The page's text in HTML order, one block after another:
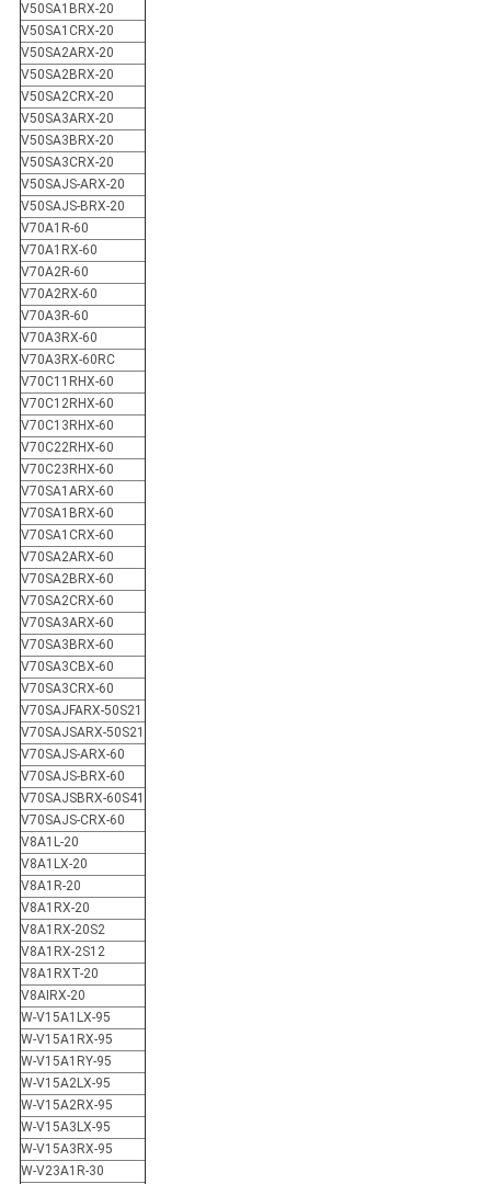
V50SA1BRX-20
V50SA1CRX-20
V50SA2ARX-20
V50SA2BRX-20
V50SA2CRX-20
V50SA3ARX-20
V50SA3BRX-20
V50SA3CRX-20
V50SAJS-ARX-20
V50SAJS-BRX-20
V70A1R-60
V70A1RX-60
V70A2R-60
V70A2RX-60
V70A3R-60
V70A3RX-60
V70A3RX-60RC
V70C11RHX-60
V70C12RHX-60
V70C13RHX-60
V70C22RHX-60
V70C23RHX-60
V70SA1ARX-60
V70SA1BRX-60
V70SA1CRX-60
V70SA2ARX-60
V70SA2BRX-60
V70SA2CRX-60
V70SA3ARX-60
V70SA3BRX-60
V70SA3CBX-60
V70SA3CRX-60
V70SAJFARX-50S21
V70SAJSARX-50S21
V70SAJS-ARX-60
V70SAJS-BRX-60
V70SAJSBRX-60S41
V70SAJS-CRX-60
V8A1L-20
V8A1LX-20
V8A1R-20
V8A1RX-20
V8A1RX-20S2
V8A1RX-2S12
V8A1RXT-20
V8AIRX-20
W-V15A1LX-95
W-V15A1RX-95
W-V15A1RY-95
W-V15A2LX-95
W-V15A2RX-95
W-V15A3LX-95
W-V15A3RX-95
W-V23A1R-30